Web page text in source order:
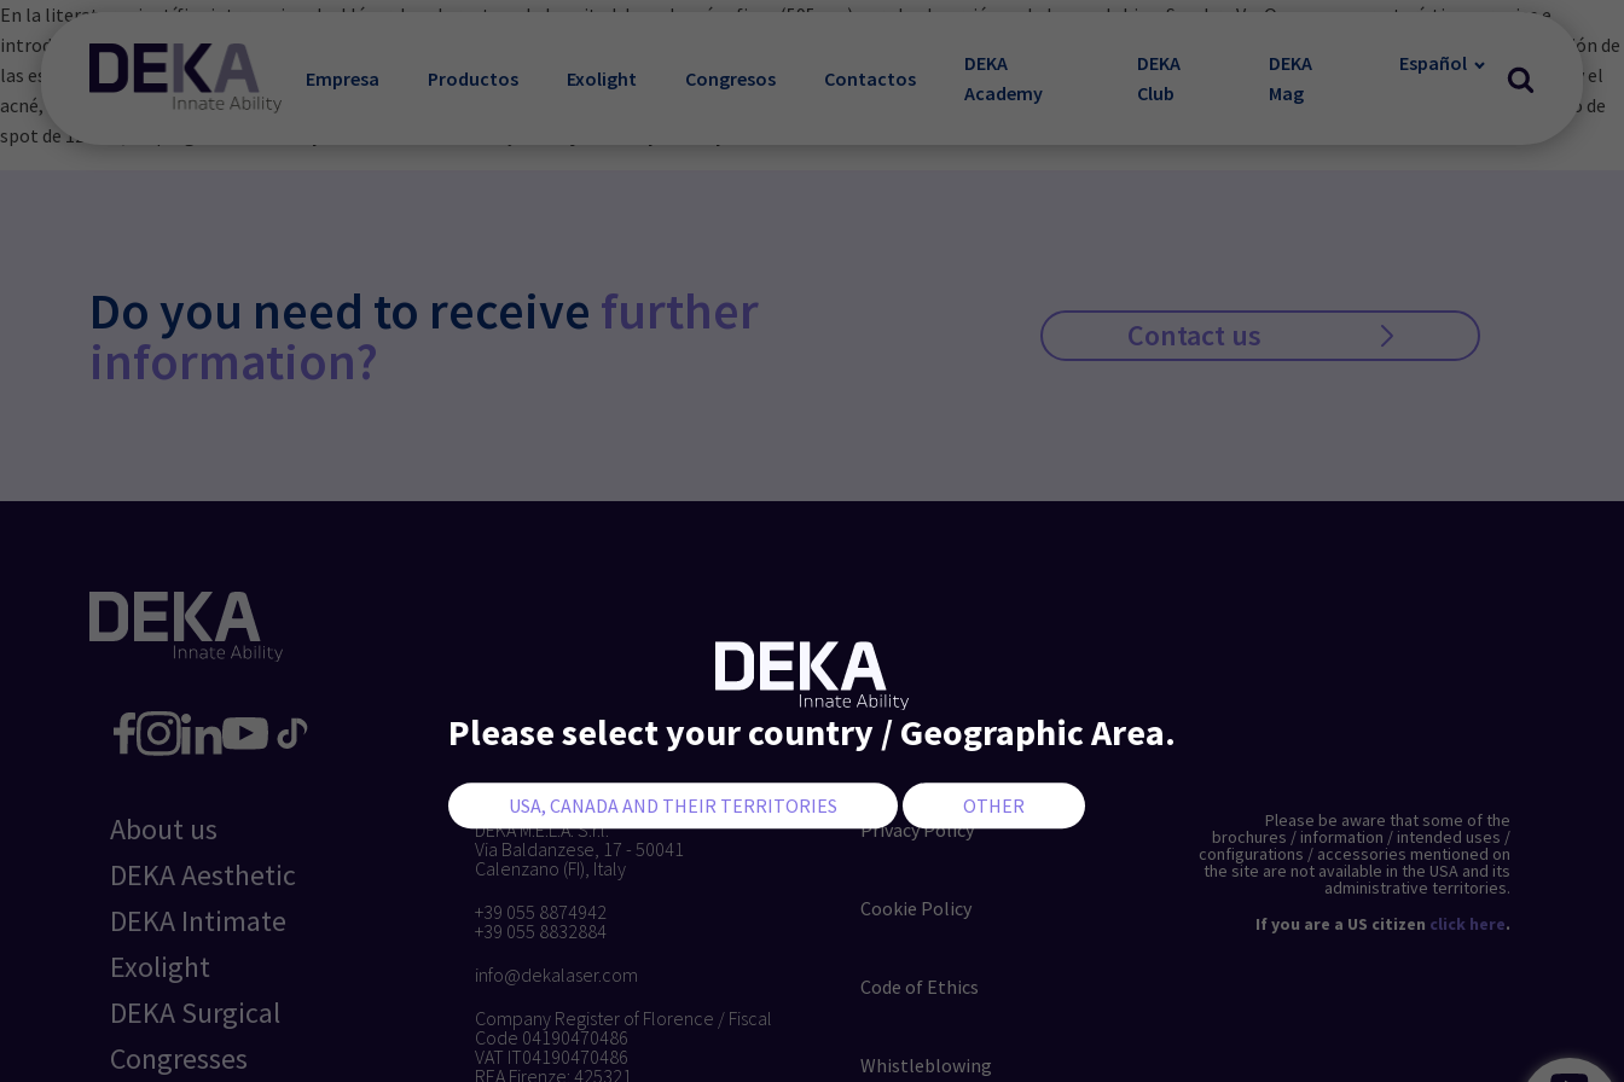
Empresa Productos Exolight Congresos Contactos
DEKA
Academy
DEKA
Club
DEKA
Mag
Español
En la literatura científica internacional, el láser de colorante es la longitud de onda más eficaz (595 nm) para la absorción en la hemoglobina. Synchro VasQ, con sus características propias e
introduciendo lainteligente RightLight™ Technology
, representa una verdadera novedad en el mundo del láser de colorante, garantizando al mismo tiempo una acción selectiva y la protección de
las estructuras dérmicas que rodean la lesión. Synchro VasQ trata un gran número de lesiones vasculares y también puede utilizarse en el tratamiento de la psoriasis, las verrugas, las cicatrices y el
acné, sin el molesto problema de la púrpura posterior al tratamiento (la energía se libera a través de micropulsos). La mayor cantidad de energía disponible permite utilizar un tamaño máximo de
spot de 12 mm, lo que
Do you need to receive further
information?
Contact us
About us
DEKA Aesthetic
DEKA Intimate
Exolight
DEKA Surgical
Congresses
DEKA M.E.L.A. S.r.l.
Via Baldanzese, 17 - 50041
Calenzano (FI), Italy
+39 055 8874942
+39 055 8832884
info@dekalaser.com
Company Register of Florence / Fiscal
Code 04190470486
VAT IT04190470486
REA Firenze: 425321
Privacy Policy
Cookie Policy
Code of Ethics
Whistleblowing
Please be aware that some of the
brochures / information / intended uses /
configurations / accessories mentioned on
the site are not available in the USA and its
administrative territories.
If you are a US citizen click here.
Please select your country / Geographic Area.